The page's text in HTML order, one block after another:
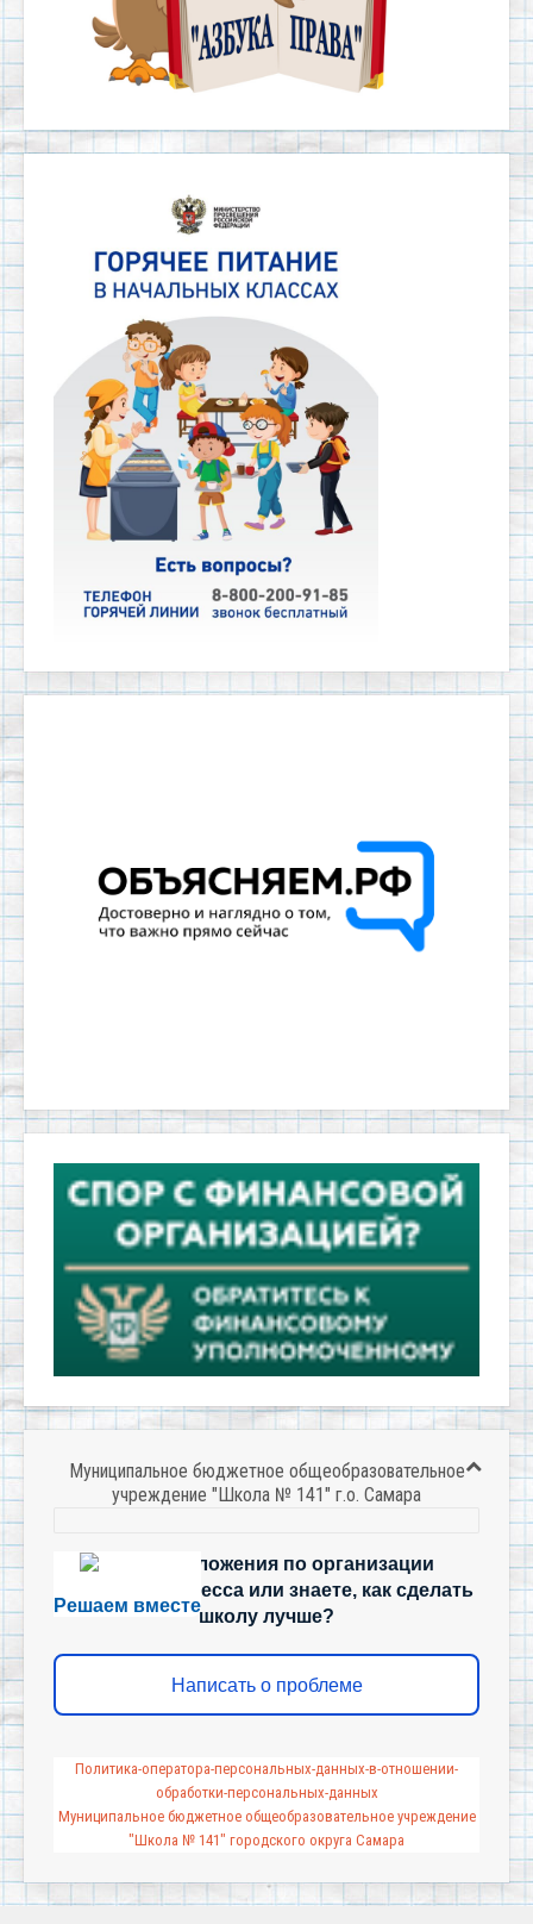
Муниципальное бюджетное общеобразовательное
учреждение "Школа № 141" г.о. Самара
Решаем вместе
Есть предложения по организации
учебного процесса или знаете, как сделать
школу лучше?
Написать о проблеме
Политика-оператора-персональных-данных-в-отношении-
обработки-персональных-данных
Муниципальное бюджетное общеобразовательное учреждение
"Школа № 141" городского округа Самара